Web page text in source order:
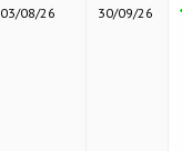
03/08/26 30/09/26